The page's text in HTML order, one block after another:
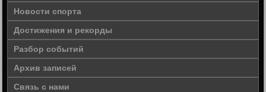
Новости спорта
Достижения и рекорды
Разбор событий
Архив записей
Связь с нами